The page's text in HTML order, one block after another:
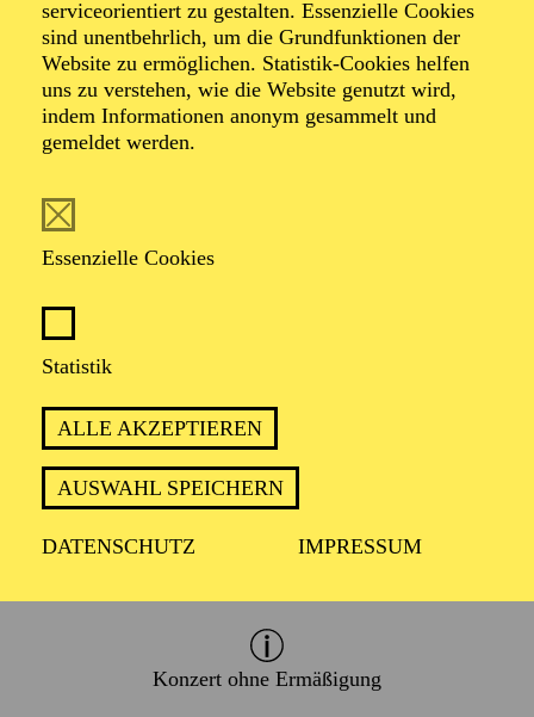
serviceorientiert zu gestalten. Essenzielle Cookies
sind unentbehrlich, um die Grundfunktionen der
Website zu ermöglichen. Statistik-Cookies helfen
uns zu verstehen, wie die Website genutzt wird,
indem Informationen anonym gesammelt und
gemeldet werden.
Essenzielle Cookies
Statistik
ALLE AKZEPTIEREN
AUSWAHL SPEICHERN
DATENSCHUTZ IMPRESSUM
Peter Alexander
Veranstalter: Eine Kooperation der Philharmonie Essen
TERMIN
Mittwoch 23. Juni 2027
Donnerstag 24. Juni 2027
Konzert ohne Ermäßigung